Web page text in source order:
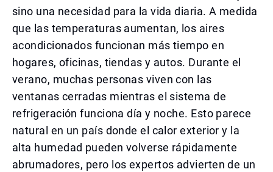
sino una necesidad para la vida diaria. A medida
que las temperaturas aumentan, los aires
acondicionados funcionan más tiempo en
hogares, oficinas, tiendas y autos. Durante el
verano, muchas personas viven con las
ventanas cerradas mientras el sistema de
refrigeración funciona día y noche. Esto parece
natural en un país donde el calor exterior y la
alta humedad pueden volverse rápidamente
abrumadores, pero los expertos advierten de un